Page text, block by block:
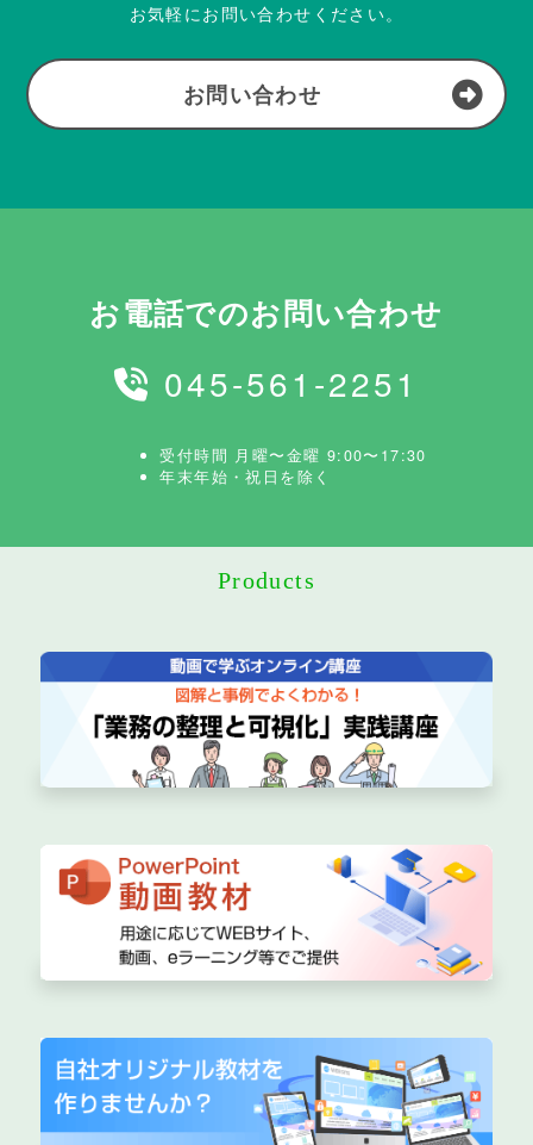
お気軽にお問い合わせください。
お問い合わせ
お電話でのお問い合わせ
045-561-2251
受付時間 月曜〜金曜 9:00〜17:30
年末年始・祝日を除く
Products